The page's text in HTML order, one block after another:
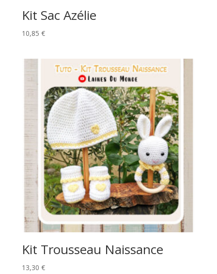
d
u
Kit Sac Azélie
10,85 €
Kit Trousseau Naissance
13,30 €